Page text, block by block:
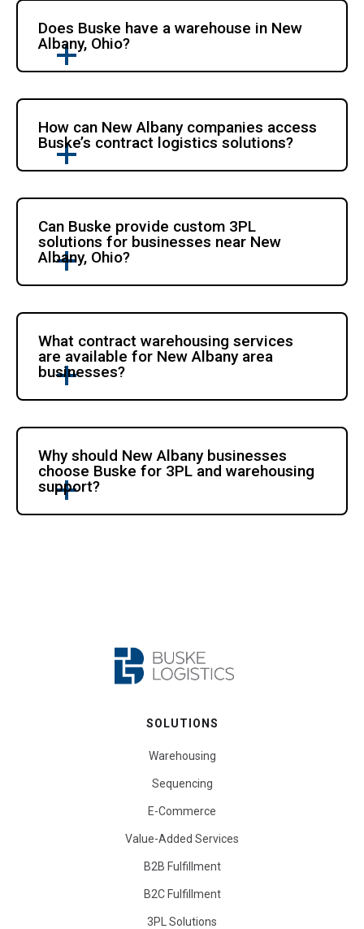
Does Buske have a warehouse in New
Albany, Ohio?
How can New Albany companies access
Buske’s contract logistics solutions?
Can Buske provide custom 3PL
solutions for businesses near New
Albany, Ohio?
What contract warehousing services
are available for New Albany area
businesses?
Why should New Albany businesses
choose Buske for 3PL and warehousing
support?
SOLUTIONS
Warehousing
Sequencing
E-Commerce
Value-Added Services
B2B Fulfillment
B2C Fulfillment
3PL Solutions